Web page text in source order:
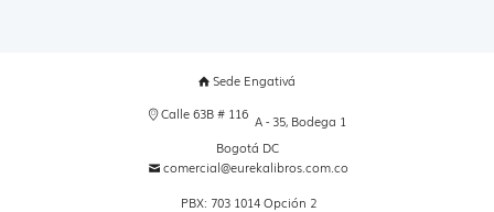
Sede Engativá
Calle 63B # 116 A - 35, Bodega 1
Bogotá DC
comercial@eurekalibros.com.co
PBX: 703 1014 Opción 2